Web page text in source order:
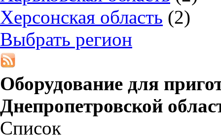
Херсонская область (2)
Выбрать регион
Оборудование для
Днепропетровской
Список